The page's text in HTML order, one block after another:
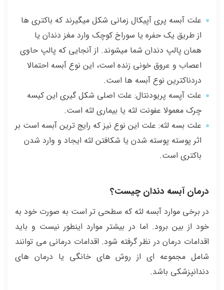
علت آبسه پری آپیکال زمانی شکل میگیرند که باکتری ها
از طریق یک حفره یا سوراخ کوچک وارد مغز دندان یا
همان پالپ دندان شما میشوند. از آنجایی که پالپ حاوی
اعصاب و عروق خونی زنده است، این نوع آبسه احتمالا
دردناکترین نوع آبسه ها است.
علت آپسه پریودنتال: علت اصلی شکل گیری این کیسه
چرک معمولا عفونت لثه یا بیماری لثه است.
علت بسه لثه: علت این نوع نیز که رایج ترین ‌آبسه است بر
اثر پوسته پوسته شدن یا شکافتن لثه ایجاد و وارد شدن
باکتری است.
درمان آبسه دندان چیست؟
در برخی موارد آبسه لثه که سطحی تر است به صورت خود به
خود از بین برود. اما در بیشتر موارد اینطور نیست و باید
اقدامات درمان در نظر گرفته شود. اقدامات درمانی می توانند
شامل مجموعه ای از روش های خانگی یا درمان های
دندانپزشکی باشد.